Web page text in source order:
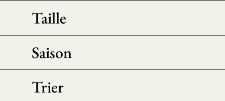
Taille
Saison
Trier